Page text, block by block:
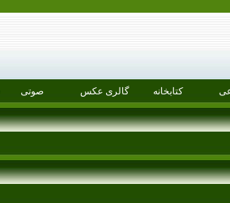
کتابخانه گالری عکس صوتی